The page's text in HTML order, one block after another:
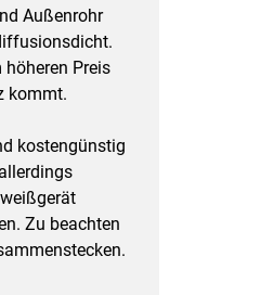
Außenrohr
Preis
kommt.
kostengünstig
Zu beachten